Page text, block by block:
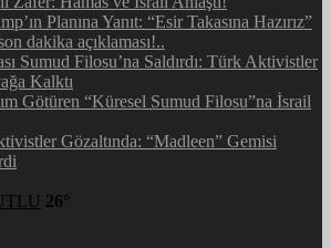
Planına Yanıt: “Esir Takasına Hazırız”
dakika açıklaması!..
Sumud Filosu’na Saldırdı: Türk Aktivistler
Kalktı
Götüren “Küresel Sumud Filosu”na İsrail
Gözaltında: “Madleen” Gemisi
26°